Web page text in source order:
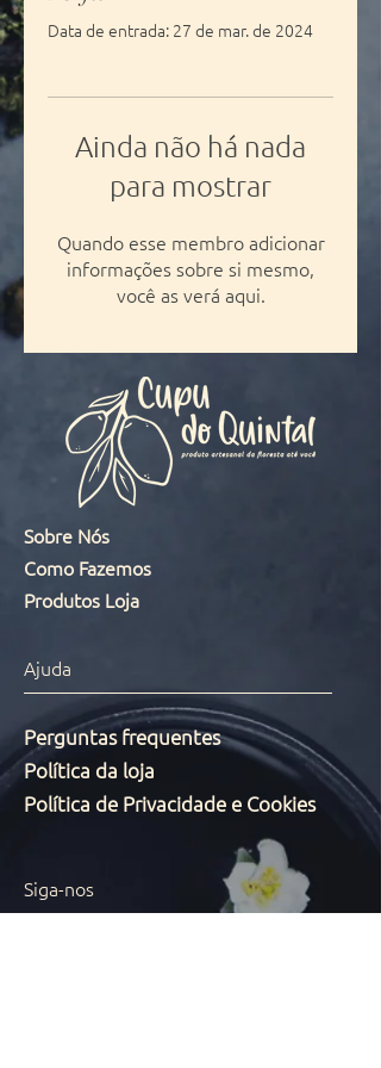
Data de entrada: 27 de mar. de 2024
Ainda não há nada
para mostrar
Quando esse membro adicionar
informações sobre si mesmo,
você as verá aqui.
Sobre Nós
Como Fazemos
Produtos Loja
Ajuda
Perguntas frequentes
Política da loja
Política de Privacidade e Cookies
Siga-nos